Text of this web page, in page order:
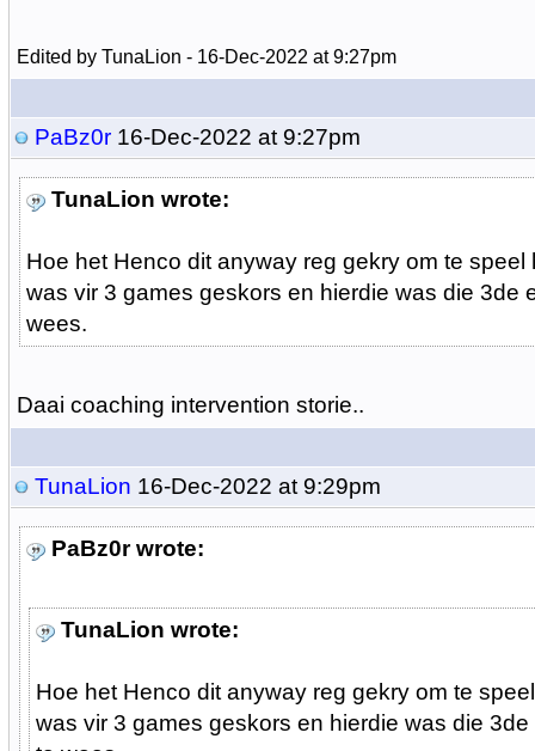
Edited by TunaLion - 16-Dec-2022 at 9:27pm
PaBz0r16-Dec-2022 at 9:27pm
TunaLion wrote:
Hoe het Henco dit anyway reg gekry om te speel
was vir 3 games geskors en hierdie was die 3de
wees.
Daai coaching intervention storie..
TunaLion 16-Dec-2022 at 9:29pm
PaBz0r wrote:
TunaLion wrote:
Hoe het Henco dit anyway reg gekry om te
was vir 3 games geskors en hierdie was die